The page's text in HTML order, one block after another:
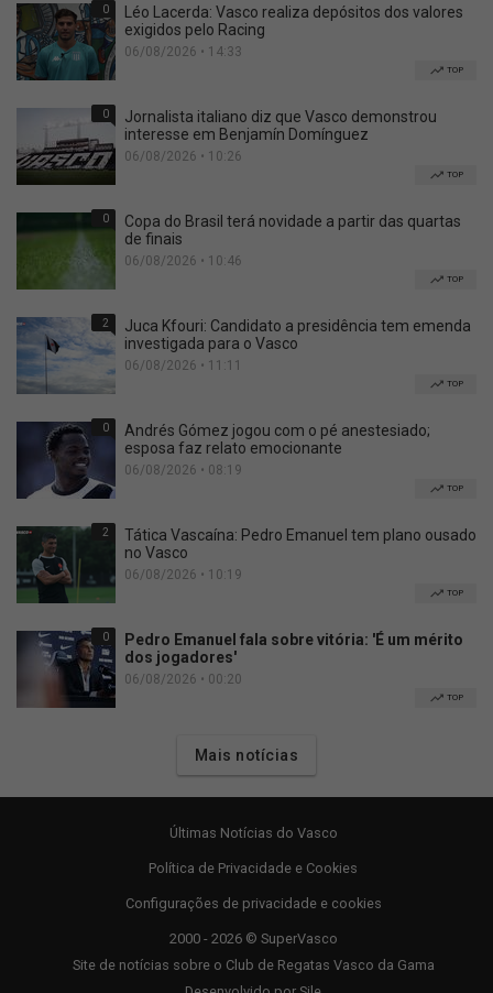
0
Léo Lacerda: Vasco realiza depósitos dos valores
exigidos pelo Racing
06/08/2026 • 14:33
TOP
0
Jornalista italiano diz que Vasco demonstrou
interesse em Benjamín Domínguez
06/08/2026 • 10:26
TOP
0
Copa do Brasil terá novidade a partir das quartas
de finais
06/08/2026 • 10:46
TOP
2
Juca Kfouri: Candidato a presidência tem emenda
investigada para o Vasco
06/08/2026 • 11:11
TOP
0
Andrés Gómez jogou com o pé anestesiado;
esposa faz relato emocionante
06/08/2026 • 08:19
TOP
2
Tática Vascaína: Pedro Emanuel tem plano ousado
no Vasco
06/08/2026 • 10:19
TOP
0
Pedro Emanuel fala sobre vitória: 'É um mérito
dos jogadores'
06/08/2026 • 00:20
TOP
Mais notícias
Últimas Notícias do Vasco
Política de Privacidade e Cookies
Configurações de privacidade e cookies
2000 - 2026 © SuperVasco
Site de notícias sobre o Club de Regatas Vasco da Gama